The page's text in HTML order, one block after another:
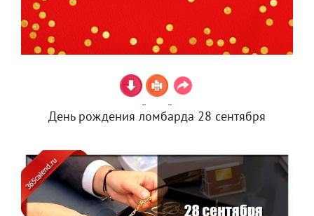
День рождения ломбарда 28 сентября